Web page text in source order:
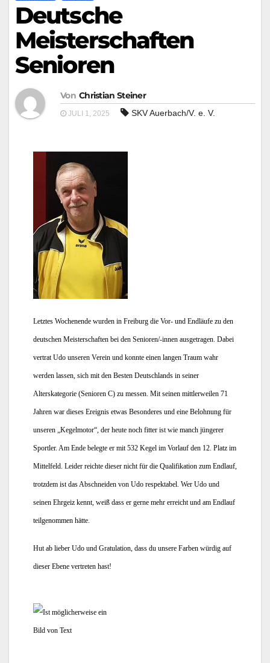
Deutsche
Meisterschaften
Senioren
Von Christian Steiner
JULI 1, 2025 SKV Auerbach/V. e. V.
Letztes Wochenende wurden in Freiburg die Vor- und Endläufe zu den
deutschen Meisterschaften bei den Senioren/-innen ausgetragen. Dabei
vertrat Udo unseren Verein und konnte einen langen Traum wahr
werden lassen, sich mit den Besten Deutschlands in seiner
Alterskategorie (Senioren C) zu messen. Mit seinen mittlerweilen 71
Jahren war dieses Ereignis etwas Besonderes und eine Belohnung für
unseren „Kegelmotor“, der heute noch fitter ist wie manch jüngerer
Sportler. Am Ende belegte er mit 532 Kegel im Vorlauf den 12. Platz im
Mittelfeld. Leider reichte dieser nicht für die Qualifikation zum Endlauf,
trotzdem ist das Abschneiden von Udo respektabel. Wer Udo und
seinen Ehrgeiz kennt, weiß dass er gerne mehr erreicht und am Endlauf
teilgenommen hätte.
Hut ab lieber Udo und Gratulation, dass du unsere Farben würdig auf
dieser Ebene vertreten hast!